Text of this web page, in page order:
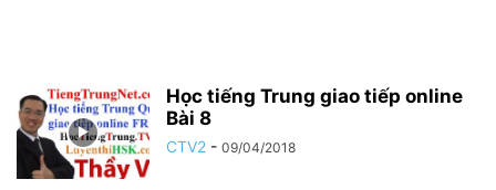
Học tiếng Trung giao tiếp online
Bài 8
CTV2 - 09/04/2018